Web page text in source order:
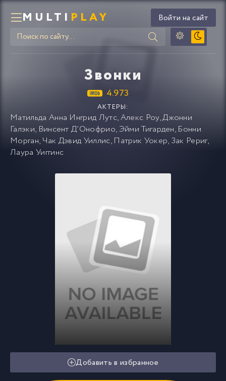
MULTI PLAY Войти на сайт
Звонки
4.973
АКТЕРЫ:
Матильда Анна Ингрид Лутс,Алекс Роу,Джонни
Галэки, Винсент Д’Онофрио, Эйми Тигарден, Бонни
Морган, Чак Дэвид Уиллис, Патрик Уокер, Зак Рериг,
Лаура Уиггинс
Добавить в избранное